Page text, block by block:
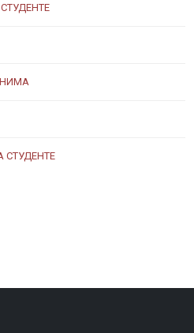
СТУДЕНТЕ